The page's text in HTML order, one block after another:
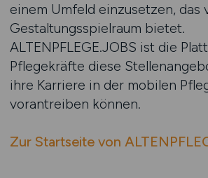
einem Umfeld einzusetzen, das
Gestaltungsspielraum bietet.
ALTENPFLEGE.JOBS ist die
Pflegekräfte diese
ihre Karriere in der mobilen
vorantreiben können.
Zur Startseite von